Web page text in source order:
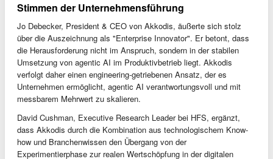
Stimmen der Unternehmensführung
Jo Debecker, President & CEO von Akkodis, äußerte sich stolz
über die Auszeichnung als "Enterprise Innovator". Er betont, dass
die Herausforderung nicht im Anspruch, sondern in der stabilen
Umsetzung von agentic AI im Produktivbetrieb liegt. Akkodis
verfolgt daher einen engineering-getriebenen Ansatz, der es
Unternehmen ermöglicht, agentic AI verantwortungsvoll und mit
messbarem Mehrwert zu skalieren.
David Cushman, Executive Research Leader bei HFS, ergänzt,
dass Akkodis durch die Kombination aus technologischem Know-
how und Branchenwissen den Übergang von der
Experimentierphase zur realen Wertschöpfung in der digitalen